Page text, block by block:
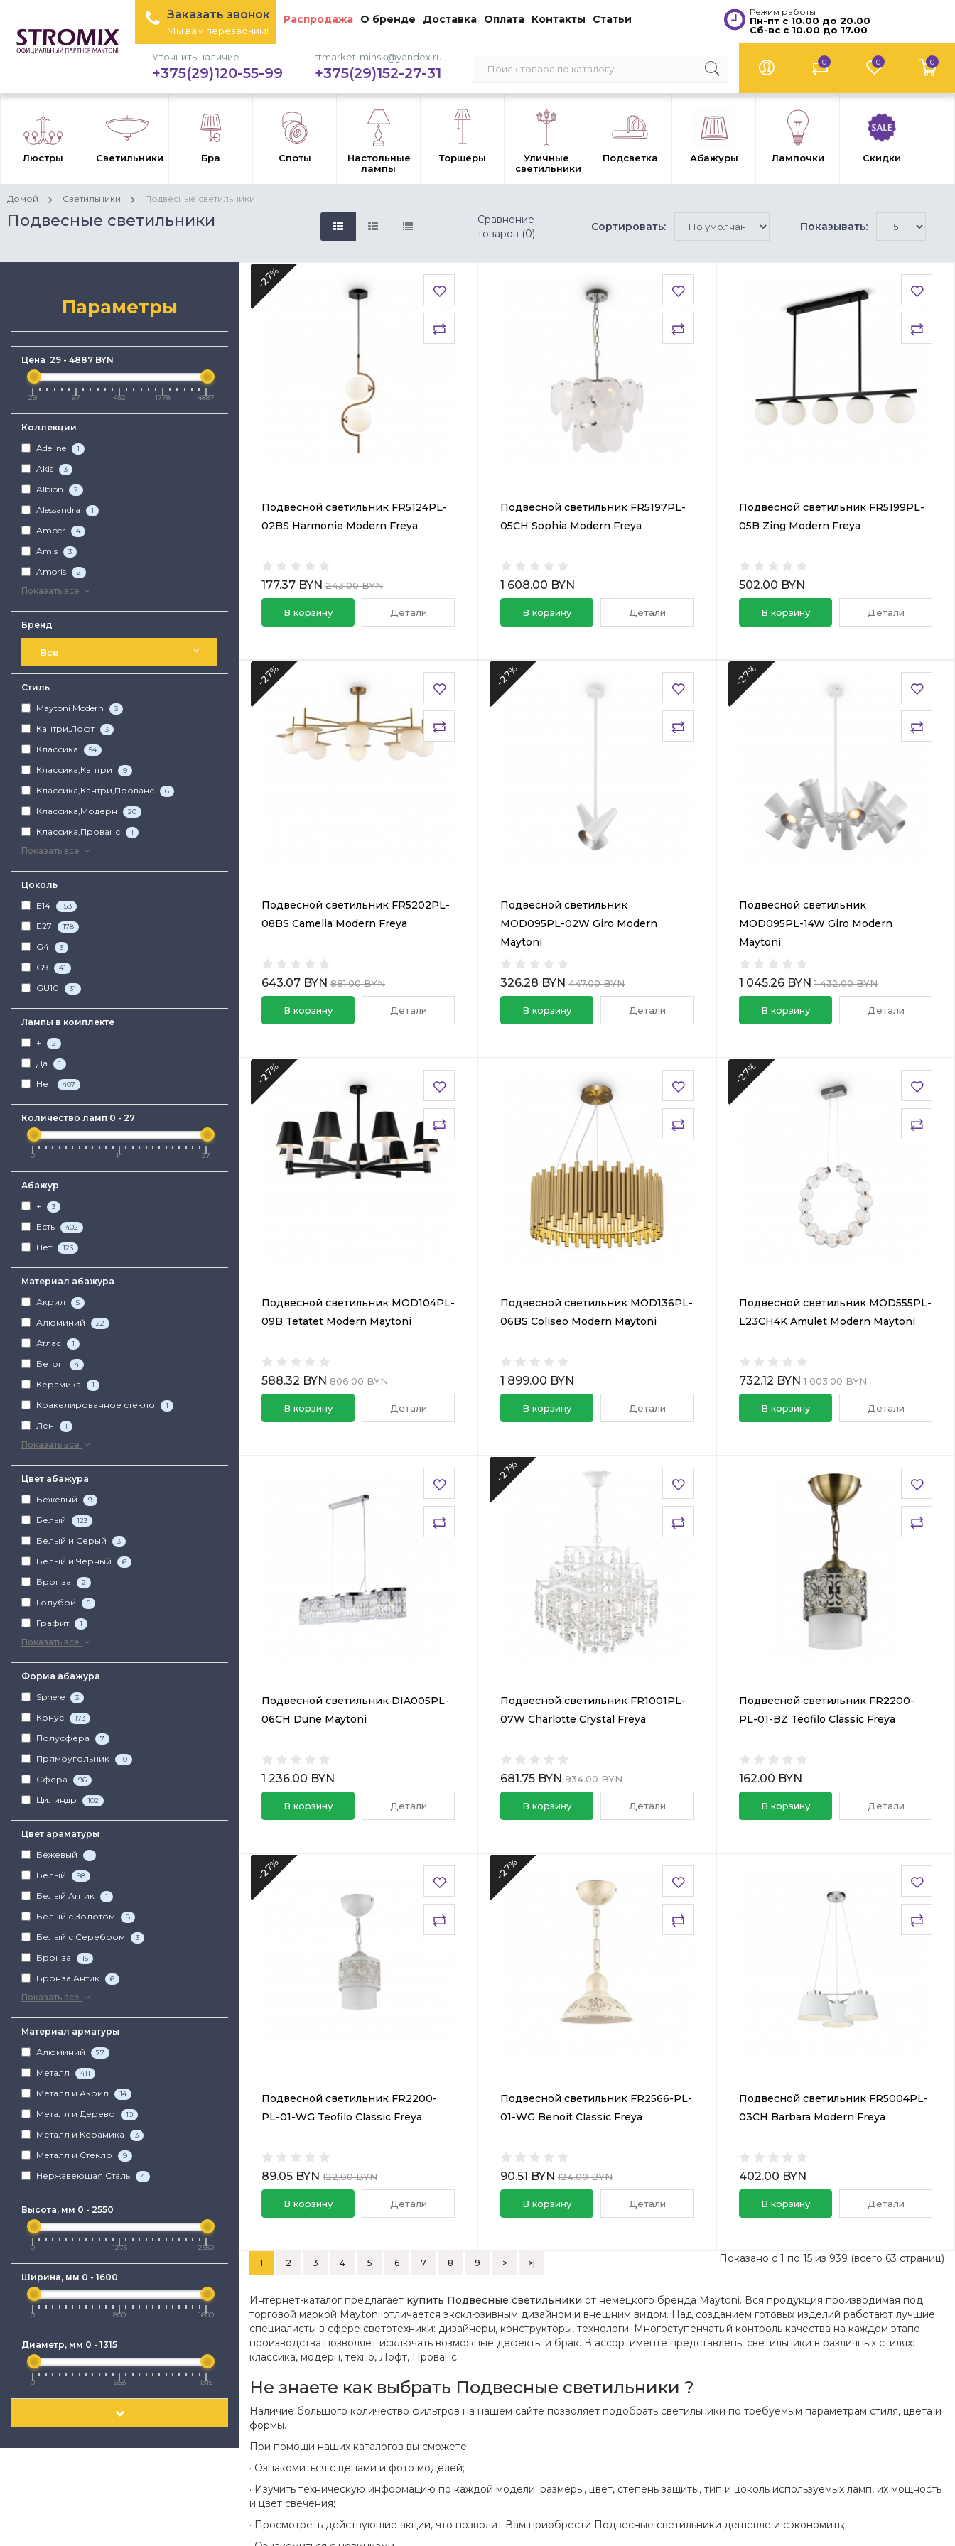
Заказать звонок
Мы вам перезвоним!
Распродажа О бренде Доставка Оплата Контакты Статьи
Режим работы
Пн-пт с 10.00 до 20.00
Сб-вс с 10.00 до 17.00
0
0 0
Уточнить наличие
+375(29)120-55-99
stmarket-minsk@yandex.ru
+375(29)152-27-31
Люстры Светильники Бра Споты
Настольные
лампы
Торшеры
Уличные
светильники
Подсветка Абажуры Лампочки Скидки
Домой Светильники Подвесные светильники
Подвесные светильники
Сравнение
товаров (0)
Сортировать: Показывать:
Параметры
Цена 29 - 4887 BYN
29 67 452 1778 4887
Коллекции
Adeline
1
Akis 3
Albion 2
Alessandra 1
Amber 4
Amis 3
Amoris 2
Показать все
Бренд
Все
Стиль
Maytoni Modern
3
Кантри,Лофт 3
Классика 54
Классика,Кантри 9
Классика,Кантри,Прованс 6
Классика,Модерн 20
Классика,Прованс 1
Показать все
Цоколь
E14
158
E27 178
G4 3
G9 41
GU10 31
Лампы в комплекте
+
2
Да 1
Нет 407
Количество ламп 0 - 27
0 14 27
Абажур
+
3
Есть 402
Нет 123
Материал абажура
Акрил
5
Алюминий 22
Атлас 1
Бетон 4
Керамика 1
Кракелированное стекло 1
Лен 1
Показать все
Цвет абажура
Бежевый
9
Белый 123
Белый и Серый 3
Белый и Черный 6
Бронза 2
Голубой 5
Графит 1
Показать все
Форма абажура
Sphere
3
Конус 173
Полусфера 7
Прямоугольник 10
Сфера 96
Цилиндр 102
Цвет араматуры
Бежевый
1
Белый 98
Белый Антик 1
Белый с Золотом 8
Белый с Серебром 3
Бронза 15
Бронза Антик 6
Показать все
Материал арматуры
Алюминий
77
Металл 411
Металл и Акрил 14
Металл и Дерево 10
Металл и Керамика 3
Металл и Стекло 9
Нержавеющая Сталь 4
Высота, мм 0 - 2550
0 1275 2550
Ширина, мм 0 - 1600
0 800 1600
Диаметр, мм 0 - 1315
0 658 1315
-27%
Подвесной светильник FR5124PL-
02BS Harmonie Modern Freya
177.37 BYN 243.00 BYN
В корзину Детали
Подвесной светильник FR5197PL-
05CH Sophia Modern Freya
1 608.00 BYN
В корзину Детали
Подвесной светильник FR5199PL-
05B Zing Modern Freya
502.00 BYN
В корзину Детали
-27%
Подвесной светильник FR5202PL-
08BS Camelia Modern Freya
643.07 BYN 881.00 BYN
В корзину Детали
-27%
Подвесной светильник
MOD095PL-02W Giro Modern
Maytoni
326.28 BYN 447.00 BYN
В корзину Детали
-27%
Подвесной светильник
MOD095PL-14W Giro Modern
Maytoni
1 045.26 BYN 1 432.00 BYN
В корзину Детали
-27%
Подвесной светильник MOD104PL-
09B Tetatet Modern Maytoni
588.32 BYN 806.00 BYN
В корзину Детали
Подвесной светильник MOD136PL-
06BS Coliseo Modern Maytoni
1 899.00 BYN
В корзину Детали
-27%
Подвесной светильник MOD555PL-
L23CH4K Amulet Modern Maytoni
732.12 BYN 1 003.00 BYN
В корзину Детали
Подвесной светильник DIA005PL-
06CH Dune Maytoni
1 236.00 BYN
В корзину Детали
-27%
Подвесной светильник FR1001PL-
07W Charlotte Crystal Freya
681.75 BYN 934.00 BYN
В корзину Детали
Подвесной светильник FR2200-
PL-01-BZ Teofilo Classic Freya
162.00 BYN
В корзину Детали
-27%
Подвесной светильник FR2200-
PL-01-WG Teofilo Classic Freya
89.05 BYN 122.00 BYN
В корзину Детали
-27%
Подвесной светильник FR2566-PL-
01-WG Benoit Classic Freya
90.51 BYN 124.00 BYN
В корзину Детали
Подвесной светильник FR5004PL-
03CH Barbara Modern Freya
402.00 BYN
В корзину Детали
1 2 3 4 5 6 7 8 9 > >| Показано с 1 по 15 из 939 (всего 63 страниц)
Интернет-каталог предлагает купить Подвесные светильники от немецкого бренда Maytoni. Вся продукция производимая под
торговой маркой Maytoni отличается эксклюзивным дизайном и внешним видом. Над созданием готовых изделий работают лучшие
специалисты в сфере светотехники: дизайнеры, конструкторы, технологи. Многоступенчатый контроль качества на каждом этапе
производства позволяет исключать возможные дефекты и брак. В ассортименте представлены светильники в различных стилях:
классика, модерн, техно, Лофт, Прованс.
Не знаете как выбрать Подвесные светильники ?
Наличие большого количество фильтров на нашем сайте позволяет подобрать светильники по требуемым параметрам стиля, цвета и
формы.
При помощи наших каталогов вы сможете:
· Ознакомиться с ценами и фото моделей;
· Изучить техническую информацию по каждой модели: размеры, цвет, степень защиты, тип и цоколь используемых ламп, их мощность
и цвет свечения;
· Просмотреть действующие акции, что позволит Вам приобрести Подвесные светильники дешевле и сэкономить;